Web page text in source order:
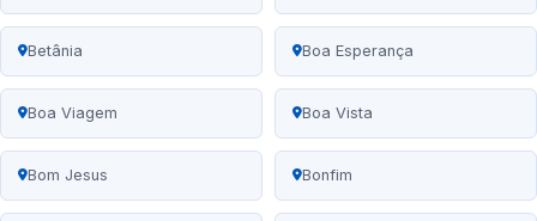
Betânia Boa Esperança
Boa Viagem Boa Vista
Bom Jesus Bonfim